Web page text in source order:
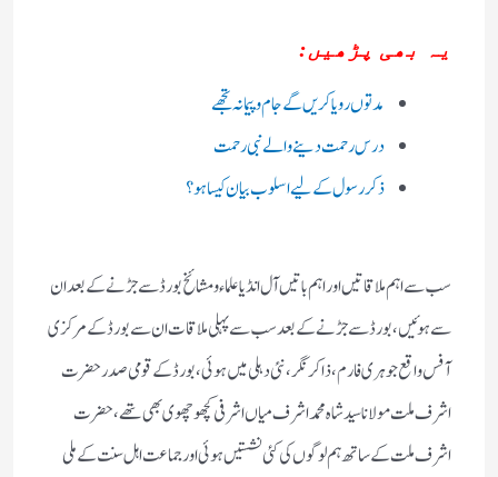
یہ بھی پڑھیں:
مدتوں رویا کریں گے جام و پیمانہ تجھے
درس رحمت دینے والے نبی رحمت
ذکر رسول کے لیے اسلوب بیان کیسا ہو؟
سب سے اہم ملاقاتیں اور اہم باتیں آل انڈیا علماء و مشائخ بورڈ سے جڑنے کے بعد ان
سے ہوئیں، بورڈ سے جڑنے کے بعد سب سے پہلی ملاقات ان سے بورڈ کے مرکزی
آفس واقع جوہری فارم، ذاکر نگر، نئی دہلی میں ہوئی، بورڈ کے قومی صدر حضرت
اشرف ملت مولانا سید شاہ محمد اشرف میاں اشرفی کچھوچھوی بھی تھے، حضرت
اشرف ملت کے ساتھ ہم لوگوں کی کئی نشستیں ہوئی اور جماعت اہل سنت کے ملی